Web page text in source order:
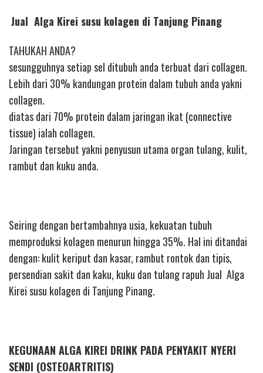
Jual Alga Kirei susu kolagen di Tanjung Pinang
TAHUKAH ANDA?
sesungguhnya setiap sel ditubuh anda terbuat dari collagen.
Lebih dari 30% kandungan protein dalam tubuh anda yakni
collagen.
diatas dari 70% protein dalam jaringan ikat (connective
tissue) ialah collagen.
Jaringan tersebut yakni penyusun utama organ tulang, kulit,
rambut dan kuku anda.
Seiring dengan bertambahnya usia, kekuatan tubuh
memproduksi kolagen menurun hingga 35%. Hal ini ditandai
dengan: kulit keriput dan kasar, rambut rontok dan tipis,
persendian sakit dan kaku, kuku dan tulang rapuh Jual Alga
Kirei susu kolagen di Tanjung Pinang.
KEGUNAAN ALGA KIREI DRINK PADA PENYAKIT NYERI
SENDI (OSTEOARTRITIS)